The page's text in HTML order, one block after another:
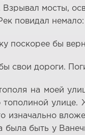
мосты,
повидал
поскорее бы
свои дороги.
на моей
тополиной улице.
изначально
была быть у